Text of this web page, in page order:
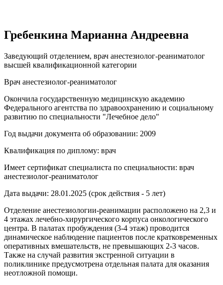
Гребенкина Марианна Андреевна
Заведующий отделением, врач анестезиолог-реаниматолог
высшей квалификационной категории
Врач анестезиолог-реаниматолог
Окончила государственную медицинскую академию
Федерального агентства по здравоохранению и социальному
развитию по специальности "Лечебное дело"
Год выдачи документа об образовании: 2009
Квалификация по диплому: врач
Имеет сертификат специалиста по специальности: врач
анестезиолог-реаниматолог
Дата выдачи: 28.01.2025 (срок действия - 5 лет)
Отделение анестезиологии-реанимации расположено на 2,3 и
4 этажах лечебно-хирургического корпуса онкологического
центра. В палатах пробуждения (3-4 этаж) проводится
динамическое наблюдение пациентов после кратковременных
оперативных вмешательств, не превышающих 2-3 часов.
Также на случай развития экстренной ситуации в
поликлинике предусмотрена отдельная палата для оказания
неотложной помощи.